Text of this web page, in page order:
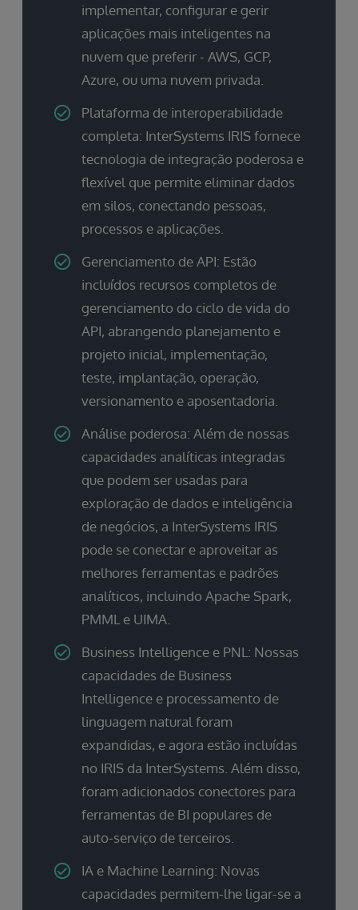
implementar, configurar e gerir
aplicações mais inteligentes na
nuvem que preferir - AWS, GCP,
Azure, ou uma nuvem privada.
Plataforma de interoperabilidade
completa: InterSystems IRIS fornece
tecnologia de integração poderosa e
flexível que permite eliminar dados
em silos, conectando pessoas,
processos e aplicações.
Gerenciamento de API: Estão
incluídos recursos completos de
gerenciamento do ciclo de vida do
API, abrangendo planejamento e
projeto inicial, implementação,
teste, implantação, operação,
versionamento e aposentadoria.
Análise poderosa: Além de nossas
capacidades analíticas integradas
que podem ser usadas para
exploração de dados e inteligência
de negócios, a InterSystems IRIS
pode se conectar e aproveitar as
melhores ferramentas e padrões
analíticos, incluindo Apache Spark,
PMML e UIMA.
Business Intelligence e PNL: Nossas
capacidades de Business
Intelligence e processamento de
linguagem natural foram
expandidas, e agora estão incluídas
no IRIS da InterSystems. Além disso,
foram adicionados conectores para
ferramentas de BI populares de
auto-serviço de terceiros.
IA e Machine Learning: Novas
capacidades permitem-lhe ligar-se a